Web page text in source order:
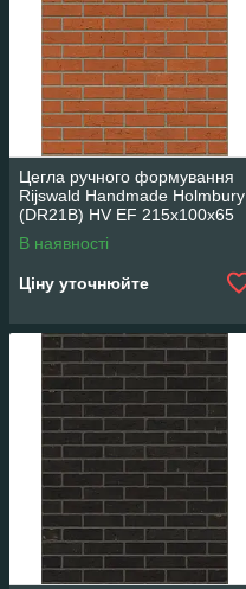
Цегла ручного формування
Rijswald Handmade Holmbury
(DR21B) HV EF 215x100x65
В наявності
Ціну уточнюйте